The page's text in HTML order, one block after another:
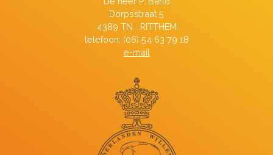
Dorpsstraat 5
4389 TN RITTHEM
telefoon: (06) 54 63 79 18
e-mail